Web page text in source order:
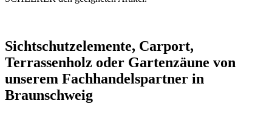
Sichtschutzelemente, Carport,
Terrassenholz oder Gartenzäune von
unserem Fachhandelspartner in
Braunschweig